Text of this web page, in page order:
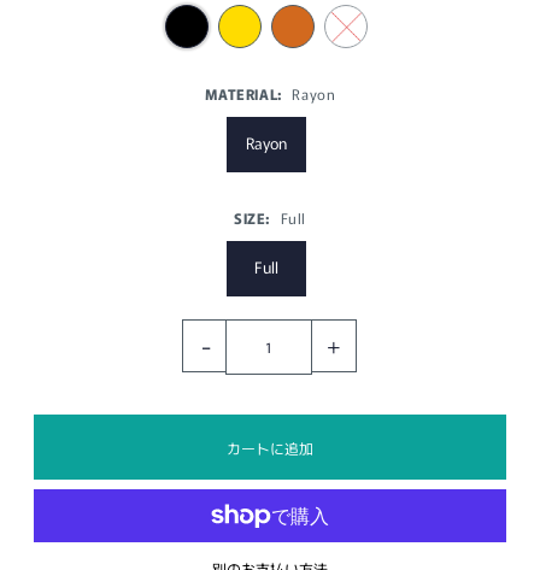
MATERIAL: Rayon
Rayon
SIZE: Full
Full
- +